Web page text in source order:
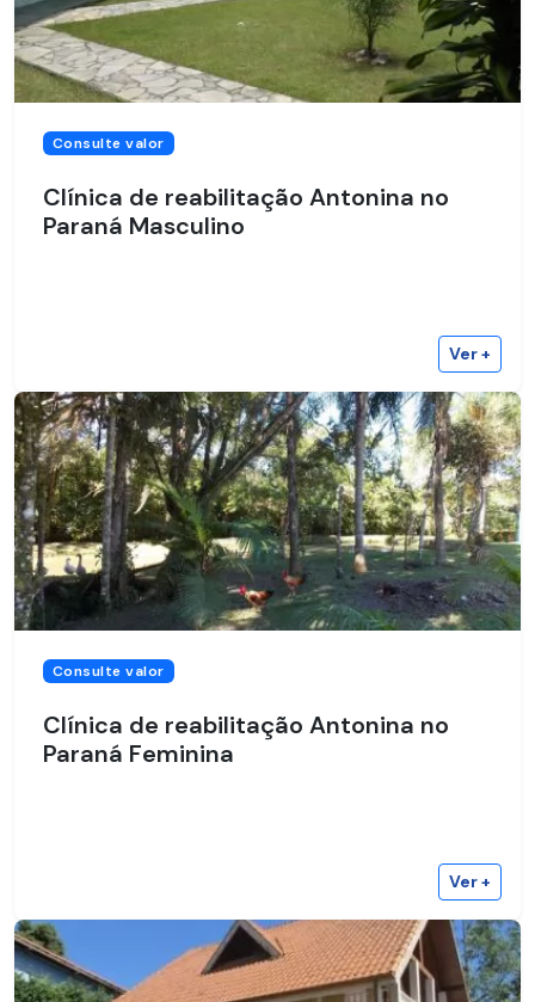
Consulte valor
Clínica de reabilitação Antonina no
Paraná Masculino
Ver +
Consulte valor
Clínica de reabilitação Antonina no
Paraná Feminina
Ver +